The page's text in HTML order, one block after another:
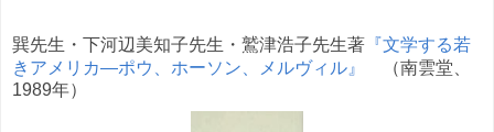
巽先生・下河辺美知子先生・鷲津浩子先生著 『文学する若
きアメリカ―ポウ、ホーソン、メルヴィル』
（南雲堂、
1989年）